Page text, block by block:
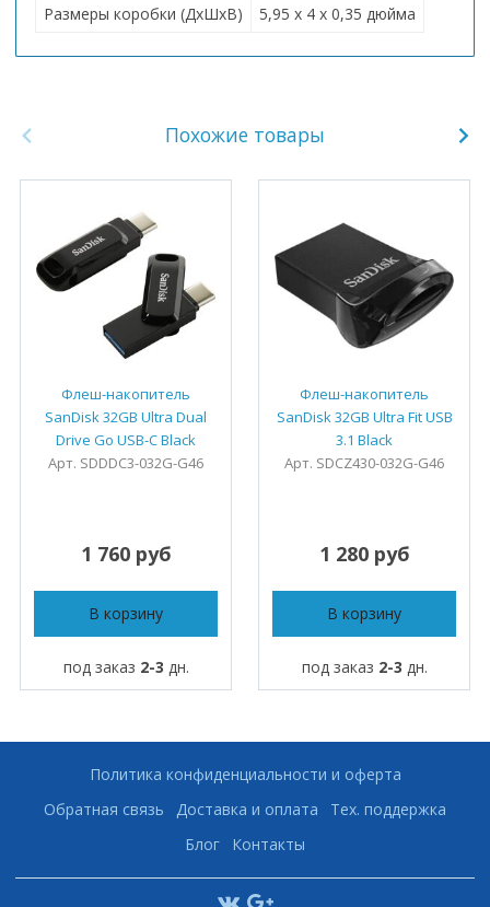
Размеры коробки (ДхШхВ)
5,95 x 4 x 0,35 дюйма
Похожие товары
Флеш-накопитель
SanDisk 32GB Ultra Dual
Drive Go USB-C Black
Арт. SDDDC3-032G-G46
1 760 руб
В корзину
под заказ 2-3 дн.
Флеш-накопитель
SanDisk 32GB Ultra Fit USB
3.1 Black
Арт. SDCZ430-032G-G46
1 280 руб
В корзину
под заказ 2-3 дн.
Политика конфиденциальности и оферта
Обратная связь
Доставка и оплата
Тех. поддержка
Блог
Контакты